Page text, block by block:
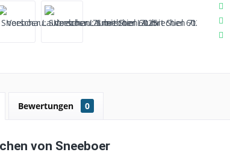
Bewertungen 0
von Sneeboer